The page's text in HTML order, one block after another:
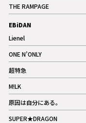
THE RAMPAGE
記事
ギャラリー
EBiDAN
Lienel
記事
ONE N’ONLY
記事
超特急
記事
M!LK
記事
原因は自分にある。
記事
SUPER★DRAGON